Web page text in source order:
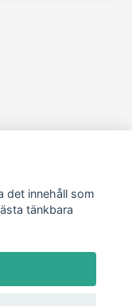
det innehåll som
tänkbara